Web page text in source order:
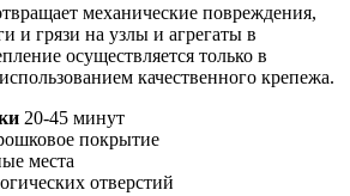
механические повреждения,
и грязи на узлы и агрегаты в
осуществляется только в
качественного крепежа.
20-45 минут
покрытие
места
отверстий